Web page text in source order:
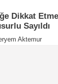
Dikkat
Sayıldı
Aktemur